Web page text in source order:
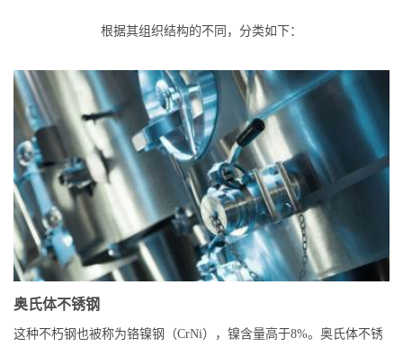
根据其组织结构的不同，分类如下：
奥氏体不锈钢
这种不朽钢也被称为铬镍钢（CrNi），镍含量高于8%。奥氏体不锈